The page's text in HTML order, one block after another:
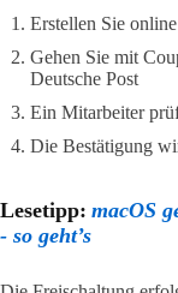
Erstellen Sie
Gehen Sie mit
Deutsche Post
Ein Mitarbeiter
Die Bestätigung
Lesetipp: macOS
- so geht’s